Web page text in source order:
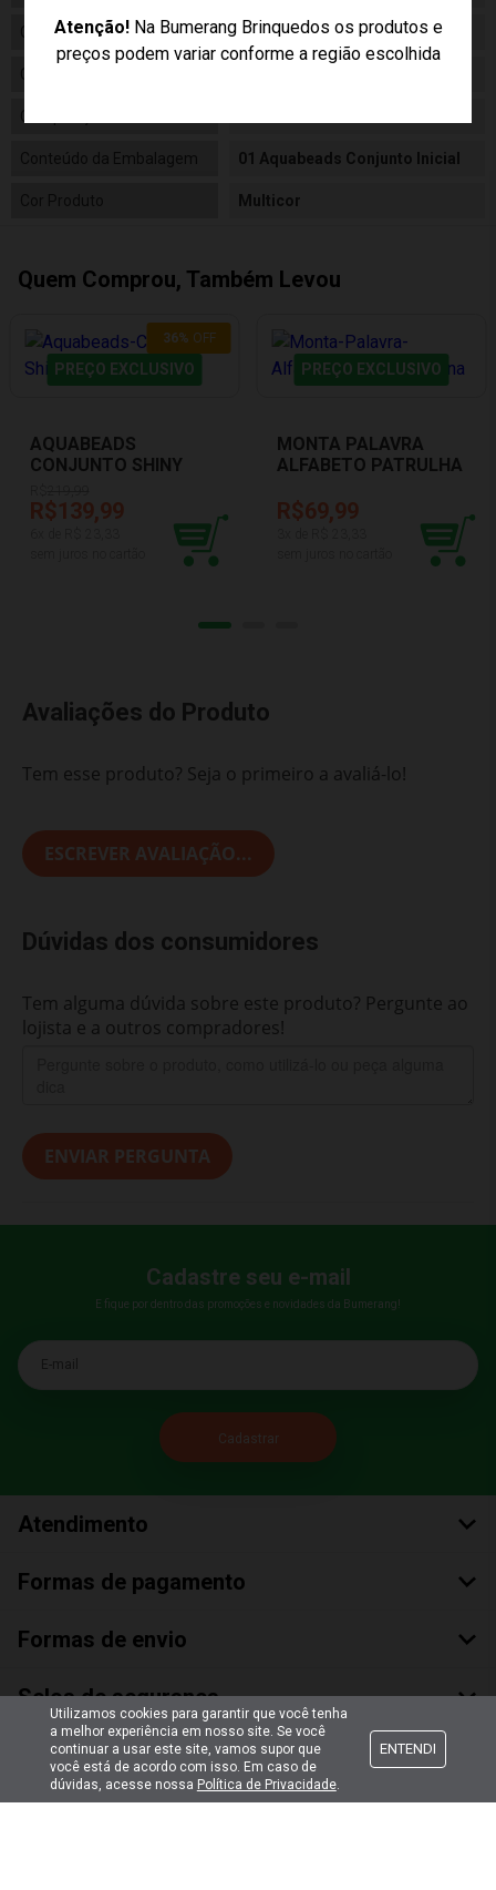
Atenção!Na Bumerang Brinquedos os produtos e
preços podem variar conforme a região escolhida
Código 31998
Código de Barras
Composição
Conteúdo da Embalagem 01 Aquabeads Conjunto Inicial
Multicor
Quem Comprou, Também Levou
36% OFF
PREÇO EXCLUSIVO
AQUABEADS
CONJUNTO SHINY
R$139,99
PREÇO EXCLUSIVO
MONTA PALAVRA
ALFABETO PATRULHA
R$69,99
Avaliações do Produto
Tem esse produto? Seja o primeiro a avaliá-lo!
ESCREVER AVALIAÇÃO...
Dúvidas dos consumidores
Tem alguma dúvida sobre este produto? Pergunte ao
lojista e a outros compradores!
ENVIAR PERGUNTA
Cadastre seu e-mail
E fique por dentro das promoções e novidades da Bumerang!
E-mail
Atendimento
Formas de pagamento
Formas de envio
Selos de segurança
Utilizamos cookies para garantir que você tenha
a melhor experiência em nosso site. Se você
continuar a usar este site, vamos supor que
você está de acordo com isso. Em caso de
dúvidas, acesse nossa Política de Privacidade.
ENTENDI